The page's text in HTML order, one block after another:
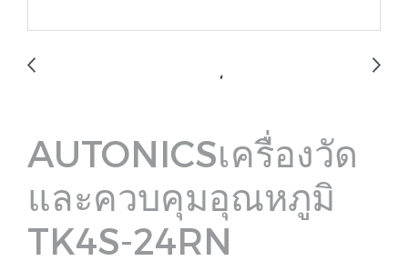
AUTONICSเครื่องวัด
และควบคุมอุณหภูมิ
TK4S-24RN